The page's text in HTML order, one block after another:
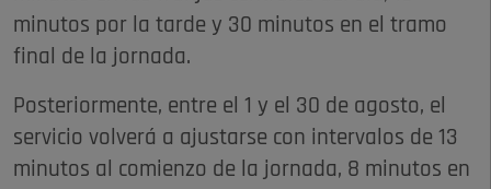
minutos por la tarde y 30 minutos en el tramo
final de la jornada.
Posteriormente, entre el 1 y el 30 de agosto, el
servicio volverá a ajustarse con intervalos de 13
minutos al comienzo de la jornada, 8 minutos en